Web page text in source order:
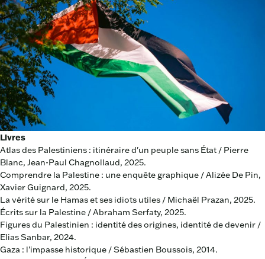
Livres
Atlas des Palestiniens : itinéraire d'un peuple sans État / Pierre
Blanc, Jean-Paul Chagnollaud, 2025.
Comprendre la Palestine : une enquête graphique / Alizée De Pin,
Xavier Guignard, 2025.
La vérité sur le Hamas et ses idiots utiles / Michaël Prazan, 2025.
Écrits sur la Palestine / Abraham Serfaty, 2025.
Figures du Palestinien : identité des origines, identité de devenir /
Elias Sanbar, 2024.
Gaza : l’impasse historique / Sébastien Boussois, 2014.